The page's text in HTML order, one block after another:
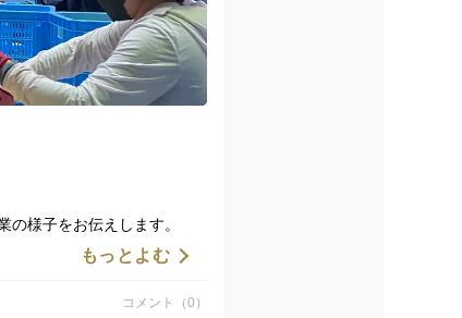
様子をお伝えします。
う繊細な果物です。
枝を切って。
もっとよむ
コメント（0）